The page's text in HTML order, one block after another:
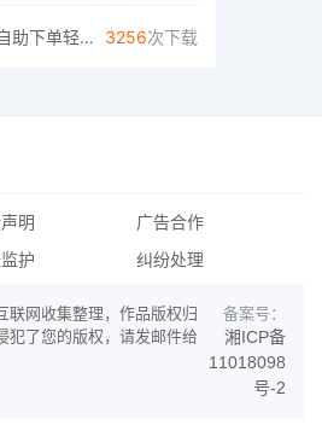
DY刷业务不烦恼，自助下单轻松搞定。 3256次下载
明
广告合作
护 纠纷处理
联网收集整理，作品版权归
犯了您的版权，请发邮件给
备案号：
湘ICP备
11018098
号-2